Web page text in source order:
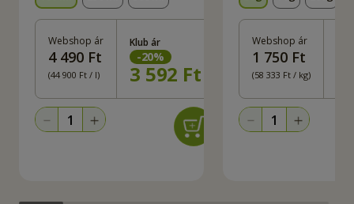
Webshop ár
4 490 Ft
(44 900 Ft / l)
Klub ár
-20%
3 592 Ft
Webshop ár
1 750 Ft
(58 333 Ft / kg)